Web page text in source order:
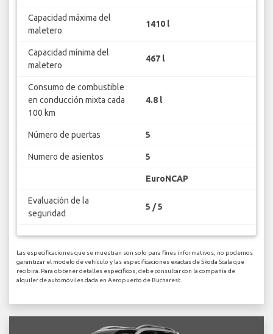
Capacidad máxima del
maletero
1410 l
Capacidad mínima del
maletero
467 l
Consumo de combustible
en conducción mixta cada
100 km
4.8 l
Número de puertas 5
Numero de asientos 5
EuroNCAP
Evaluación de la
seguridad
5 / 5
Las especificaciones que se muestran son solo para fines informativos, no podemos
garantizar el modelo de vehículo y las especificaciones exactas de Skoda Scala que
recibirá. Para obtener detalles específicos, debe consultar con la compañía de
alquiler de automóviles dada en Aeropuerto de Bucharest.